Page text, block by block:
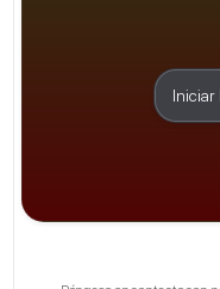
Iniciar